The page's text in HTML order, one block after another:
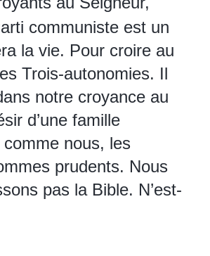
communiste est un
la vie. Pour croire au
Trois-autonomies. Il
notre croyance au
d’une famille
nous, les
prudents. Nous
pas la Bible. N’est-